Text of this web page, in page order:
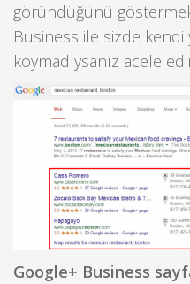
göründüğünü
Business ile sizde kendi
koymadıysanız acele
Google+ Business